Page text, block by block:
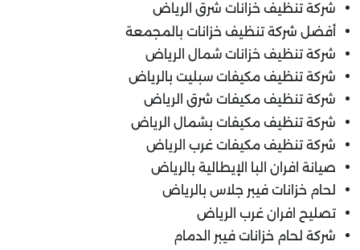
شركة تنظيف خزانات شرق الرياض
أفضل شركة تنظيف خزانات بالمجمعة
شركة تنظيف خزانات شمال الرياض
شركة تنظيف مكيفات سبليت بالرياض
شركة تنظيف مكيفات شرق الرياض
شركة تنظيف مكيفات بشمال الرياض
شركة تنظيف مكيفات غرب الرياض
صيانة افران البا الإيطالية بالرياض
لحام خزانات فيبر جلاس بالرياض
تصليح افران غرب الرياض
شركة لحام خزانات فيبر الدمام